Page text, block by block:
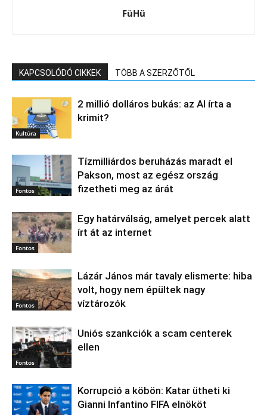
FüHü
KAPCSOLÓDÓ CIKKEK TÖBB A SZERZŐTŐL
Kultúra
2 millió dolláros bukás: az AI írta a
krimit?
Fontos
Tízmilliárdos beruházás maradt el
Pakson, most az egész ország
fizetheti meg az árát
Fontos
Egy határválság, amelyet percek alatt
írt át az internet
Fontos
Lázár János már tavaly elismerte: hiba
volt, hogy nem épültek nagy
víztározók
Fontos
Uniós szankciók a scam centerek
ellen
Korrupció a köbön: Katar ütheti ki
Gianni Infantino FIFA elnököt